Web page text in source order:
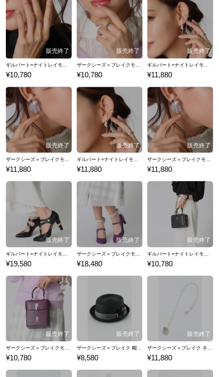
ギルバート=ナイトレイモデル リング PandoraHearts パンドラハーツ
¥10,780
ザークシーズ＝ブレイクモデル リング PandoraHearts パンドラハーツ
¥10,780
ギルバート=ナイトレイモデル イヤリング PandoraHearts パンドラハーツ
¥11,880
¥11,880
ギルバート=ナイトレイモデル ピアス PandoraHearts パンドラハーツ
¥11,880 ¥11,880
¥19,580
ザークシーズ＝ブレイクモデル パンプス PandoraHearts パンドラハーツ
¥18,480 ¥10,780
ザークシーズ＝ブレイクモデル ポシェットバッグ PandoraHearts パンドラハーツ
¥10,780
ザークシーズ＝ブレイク 帽子 PandoraHearts パンドラハーツ
¥8,580
ザークシーズ＝ブレイク ネックレス PandoraHearts パンドラハーツ
¥11,880